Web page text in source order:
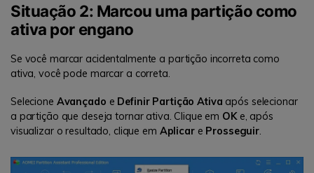
Situação 2: Marcou uma partição como
ativa por engano
Se você marcar acidentalmente a partição incorreta como
ativa, você pode marcar a correta.
Selecione Avançado e Definir Partição Ativa após selecionar
a partição que deseja tornar ativa. Clique em OKe, após
visualizar o resultado, clique em Aplicare Prosseguir.